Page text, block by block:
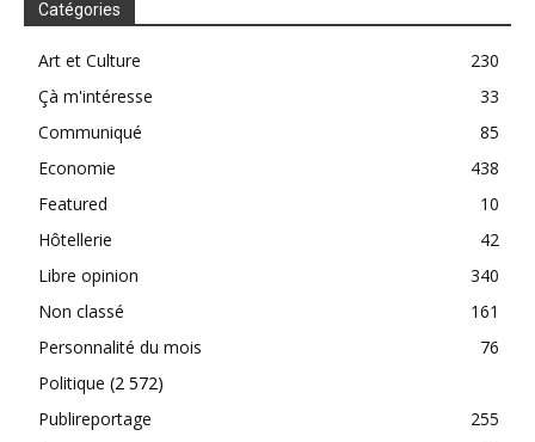
Catégories
Art et Culture
230
Çà m'intéresse
33
Communiqué
85
Economie
438
Featured
10
Hôtellerie
42
Libre opinion
340
Non classé
161
Personnalité du mois
76
Politique (2 572)
Publireportage
255